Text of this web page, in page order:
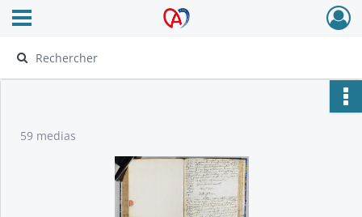
Archives Alsace - Colmar
Ouvrir le menu déroulant
59 medias